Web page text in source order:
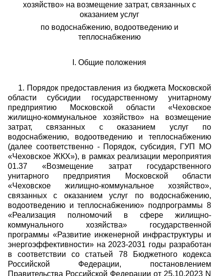
хозяйство» на возмещение затрат, связанных с
оказанием услуг
по водоснабжению, водоотведению и
теплоснабжению
I. Общие положения
1. Порядок предоставления из бюджета Московской
области субсидии государственному унитарному
предприятию Московской области «Чеховское
жилищно-коммунальное хозяйство» на возмещение
затрат, связанных с оказанием услуг по
водоснабжению, водоотведению и теплоснабжению
(далее соответственно - Порядок, субсидия, ГУП МО
«Чеховское ЖКХ»), в рамках реализации мероприятия
01.37 «Возмещение затрат государственного
унитарного предприятия Московской области
«Чеховское жилищно-коммунальное хозяйство»,
связанных с оказанием услуг по водоснабжению,
водоотведению и теплоснабжению» подпрограммы 8
«Реализация полномочий в сфере жилищно-
коммунального хозяйства» государственной
программы «Развитие инженерной инфраструктуры и
энергоэффективности» на 2023-2031 годы разработан
в соответствии со статьей 78 Бюджетного кодекса
Российской Федерации, постановлением
Правительства Российской Федерации от 25.10.2023 N